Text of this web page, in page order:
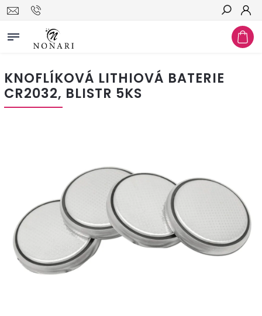
Hledat
KNOFLÍKOVÁ LITHIOVÁ BATERIE
CR2032, BLISTR 5KS